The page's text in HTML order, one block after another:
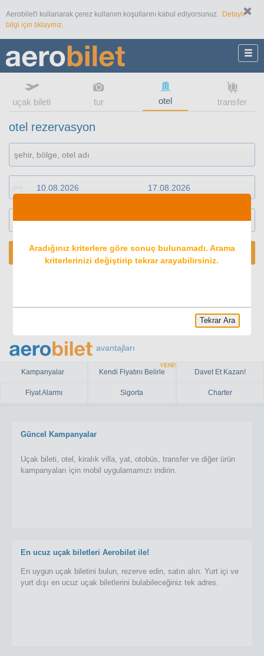
Aerobilet'i kullanarak çerez kullanım koşullarını kabul ediyorsunuz.
Detaylı
bilgi için tıklayınız.
uçak bileti tur otel transfer
otel rezervasyon
1 oda 2 konuk
ARA
avantajları
Kampanyalar Kendi Fiyatını Belirle
YENİ!
Davet Et Kazan!
Fiyat Alarmı Sigorta Charter
Güncel Kampanyalar
Uçak bileti, otel, kiralık villa, yat, otobüs, transfer ve diğer ürün
kampanyaları için mobil uygulamamızı indirin.
En ucuz uçak biletleri Aerobilet ile!
En uygun uçak biletini bulun, rezerve edin, satın alın. Yurt içi ve
yurt dışı en ucuz uçak biletlerini bulabileceğiniz tek adres.
Aradığınız kriterlere göre sonuç bulunamadı. Arama
kriterlerinizi değiştirip tekrar arayabilirsiniz.
Tekrar Ara